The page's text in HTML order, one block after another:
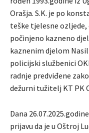
Orašja. S.K. je po
teške tjelesne ozljede,
počinjeno kazneno
kaznenim djelom
policijski službenici
radnje predviđene
dežurni tužitelj KT PK
Dana
prijavu da je u Oštroj